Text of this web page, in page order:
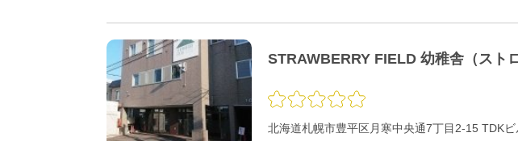
STRAWBERRY FIELD 幼稚舎（スト
北海道札幌市豊平区月寒中央通7丁目2-15 TDKビ